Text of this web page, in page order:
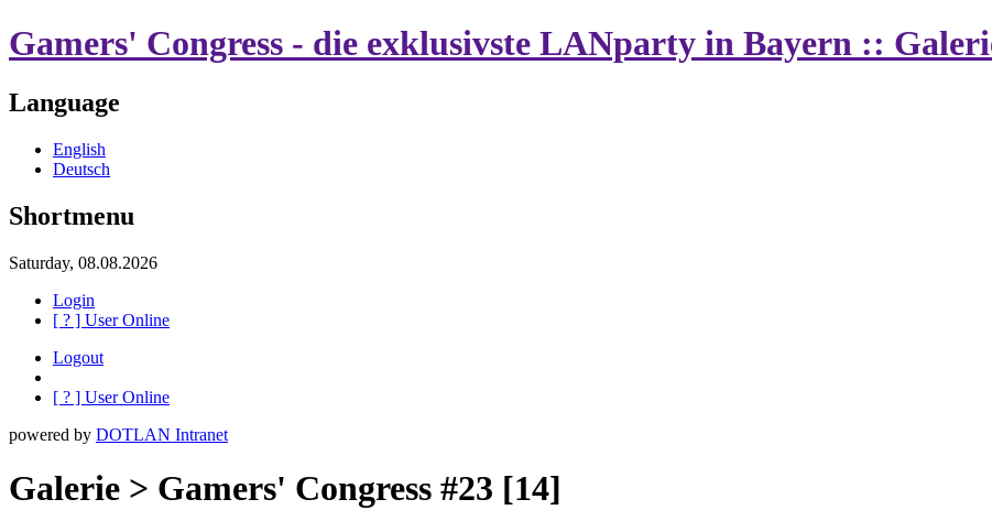
Gamers' Congress - die exklusivste LANparty in Bayern ::
Language
English
Deutsch
Shortmenu
Saturday, 08.08.2026
Login
[ ? ] User Online
Logout
[ ? ] User Online
powered by DOTLAN Intranet
Galerie > Gamers' Congress #23 [14]